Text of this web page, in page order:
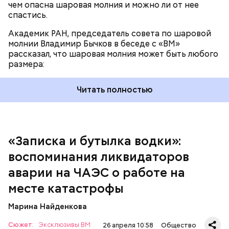
чем опасна шаровая молния и можно ли от нее
спастись.
Академик РАН, председатель совета по шаровой
молнии Владимир Бычков в беседе с «ВМ»
рассказал, что шаровая молния может быть любого
размера:
Читать полностью
«Записка и бутылка водки»:
воспоминания ликвидаторов
аварии на ЧАЭС о работе на
месте катастрофы
Марина Найденкова
Сюжет: Эксклюзивы ВМ 26 апреля 10:58 Общество
транспорт. Привезли в полк. Построились. Сказали,
что произошло. Создали мобильный отряд. Через
несколько часов мы направились в сторону
Чернобыля, — вспоминает Макеев.
За свою земную жизнь он совершил множество
добрых дел во славу Божию.